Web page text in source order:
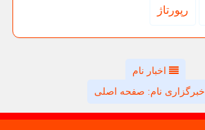
رپورتاژ
اخبار نام
خبرگزاری نام: صفحه اصلی